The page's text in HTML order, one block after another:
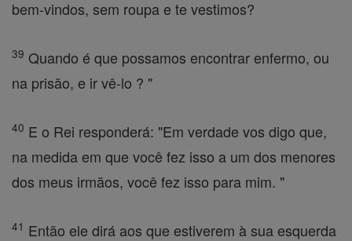
bem-vindos, sem roupa e te vestimos?
39 Quando é que possamos encontrar enfermo, ou
na prisão, e ir vê-lo ? "
40 E o Rei responderá: "Em verdade vos digo que,
na medida em que você fez isso a um dos menores
dos meus irmãos, você fez isso para mim. "
41 Então ele dirá aos que estiverem à sua esquerda